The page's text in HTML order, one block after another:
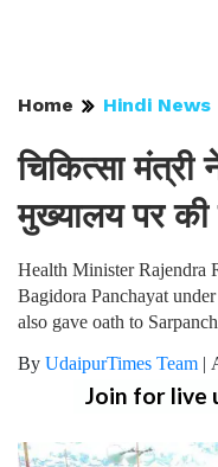
Home Hindi News
चिकित्सा मंत्री
मुख्यालय पर
Health Minister Rajendra
Bagidora Panchayat
also gave oath to
By UdaipurTimes Team |
Join for live